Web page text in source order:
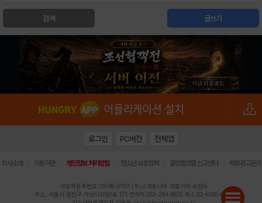
검색 글쓰기
로그인 PC버전 전체앱
회사소개 이용약관 개인정보 처리방침 청소년 보호정책 불법촬영물 신고센터 제휴광고문의
사업자등록번호:119-86-61101 (주)스마트나우 대표이사:송현두
주소: 서울시 금천구 가산디지털1로 171 연락처:063-284-8635 팩스:02-6265-0377